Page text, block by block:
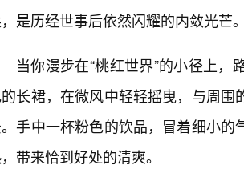
是历经世事后依然闪耀的内敛光芒
当你漫步在“桃红世界”的小径上
长裙，在微风中轻轻摇曳，与周
手中一杯粉色的饮品，冒着细小
带来恰到好处的清爽。